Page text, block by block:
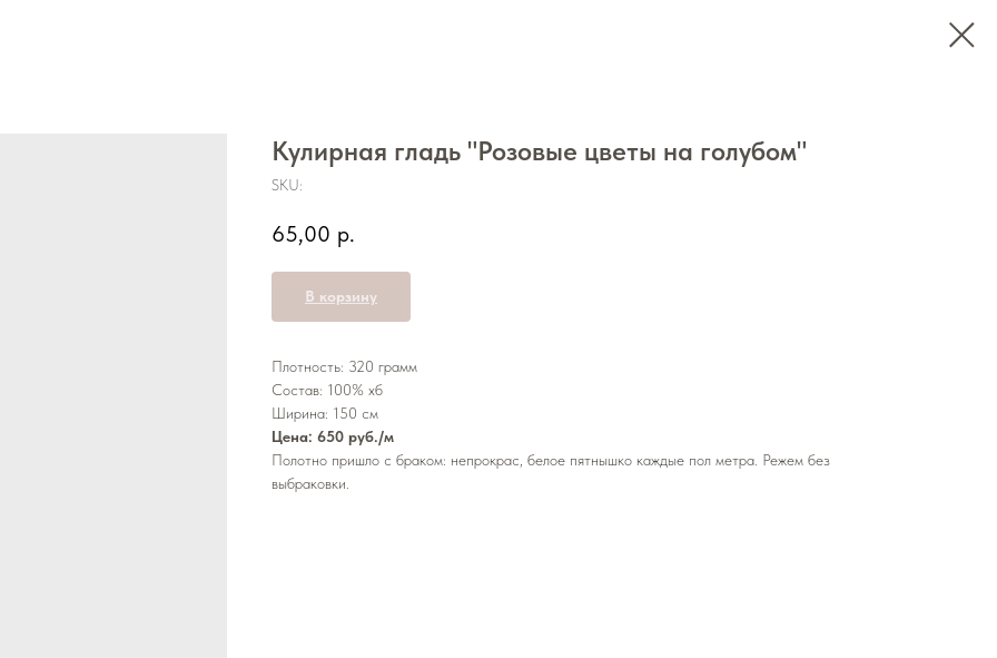
Кулирная гладь "Розовые цветы на голубом"
SKU:
65,00 р.
В корзину
Плотность: 320 грамм
Состав: 100% хб
Ширина: 150 см
Цена: 650 руб./м
Полотно пришло с браком: непрокрас, белое пятнышко каждые пол метра. Режем без
выбраковки.